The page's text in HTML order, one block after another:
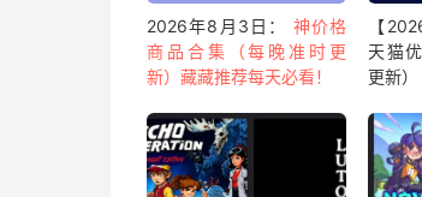
2026年8月3日： 神价格
商品合集（每晚准时更
新）藏藏推荐每天必看！
【
天猫
更新）